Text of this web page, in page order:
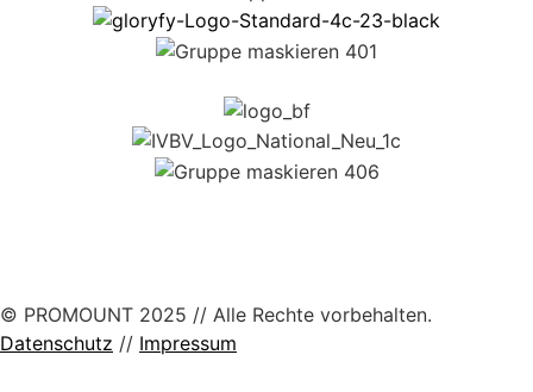
© PROMOUNT 2025 // Alle Rechte vorbehalten.
Datenschutz // Impressum